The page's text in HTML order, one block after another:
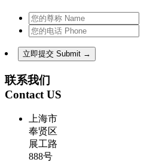
联系我们
Contact US
上海市
奉贤区
展工路
888号